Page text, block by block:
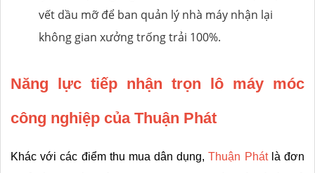
vết dầu mỡ để ban quản lý nhà máy nhận lại
không gian xưởng trống trải 100%.
Năng lực tiếp nhận trọn lô máy móc
công nghiệp của Thuận Phát
Khác với các điểm thu mua dân dụng, Thuận Phát là đơn